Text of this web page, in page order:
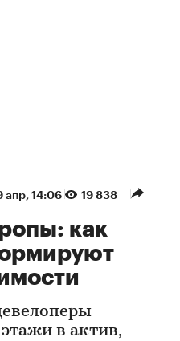
апр, 14:06 19 838
как
в актив,